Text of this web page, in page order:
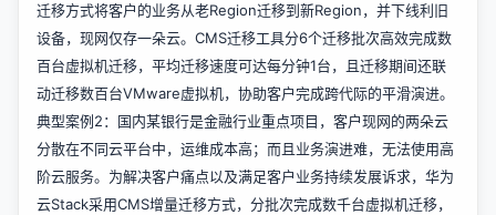
迁移方式将客户的业务从老Region迁移到新Region，并下线利旧
设备，现网仅存一朵云。CMS迁移工具分6个迁移批次高效完成数
百台虚拟机迁移，平均迁移速度可达每分钟1台，且迁移期间还联
动迁移数百台VMware虚拟机，协助客户完成跨代际的平滑演进。
典型案例2：国内某银行是金融行业重点项目，客户现网的两朵云
分散在不同云平台中，运维成本高；而且业务演进难，无法使用高
阶云服务。为解决客户痛点以及满足客户业务持续发展诉求，华为
云Stack采用CMS增量迁移方式，分批次完成数千台虚拟机迁移，